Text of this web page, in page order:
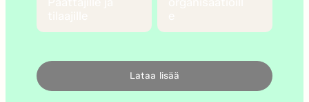
Lataa lisää